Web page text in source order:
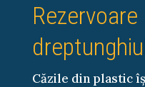
Rezervoare
Căzile din plastic